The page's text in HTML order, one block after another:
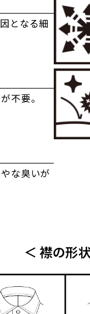
となる細
不要。
な臭いが
＜ 襟の形